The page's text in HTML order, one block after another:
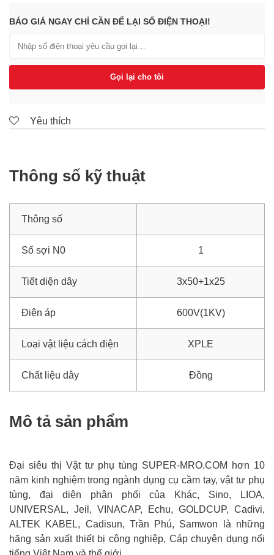
BÁO GIÁ NGAY CHỈ CẦN ĐỂ LẠI SỐ ĐIỆN THOẠI!
Gọi lại cho tôi
Yêu thích
Thông số kỹ thuật
Thông số
Số sợi N0 1
Tiết diện dây 3x50+1x25
Điện áp 600V(1KV)
Loại vật liệu cách điện XPLE
Chất liệu dây Đồng
Mô tả sản phẩm
Đại siêu thị Vật tư phụ tùng SUPER-MRO.COM hơn 10
năm kinh nghiệm trong ngành dụng cụ cầm tay, vật tư phụ
tùng, đại diện phân phối của Khác, Sino, LIOA,
UNIVERSAL, Jeil, VINACAP, Echu, GOLDCUP, Cadivi,
ALTEK KABEL, Cadisun, Trần Phú, Samwon là những
hãng sản xuất thiết bị công nghiệp, Cáp chuyên dụng nổi